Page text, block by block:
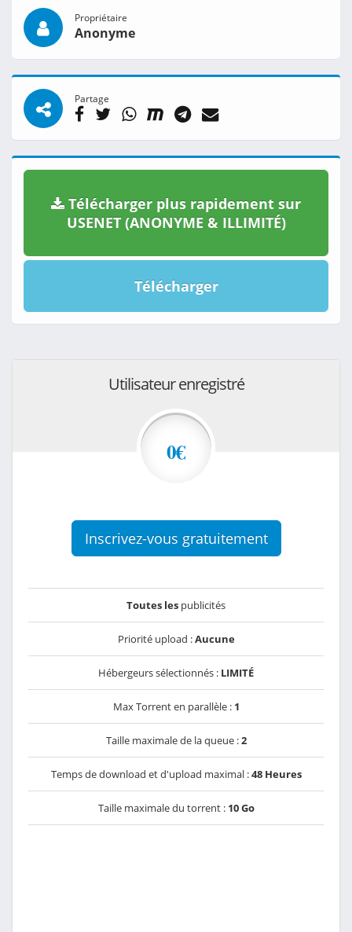
Propriétaire
Anonyme
Partage
Télécharger plus rapidement sur
USENET (ANONYME & ILLIMITÉ)
Télécharger
Utilisateur enregistré
0€
Inscrivez-vous gratuitement
Toutes les publicités
Priorité upload :Aucune
Hébergeurs sélectionnés : LIMITÉ
Max Torrent en parallèle : 1
Taille maximale de la queue :2
Temps de download et d'upload maximal :48 Heures
Taille maximale du torrent : 10 Go